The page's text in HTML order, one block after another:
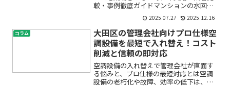
較・事例徹底ガイドマンションの水回り
リフォームを検討しているけれど、「費
用はどれくらいかかる？」「業者選びで
失敗しないには？」「台東区に合った事
例や補助金は？」など、不...
2025.07.27 2025.12.16
コラム
大田区の管理会社向けプロ仕様空
調設備を最短で入れ替え！コスト
削減と信頼の即対応
空調設備の入れ替えで管理会社が直面す
る悩みと、プロ仕様の最短対応とは空調
設備の老朽化や故障、効率の低下は、管